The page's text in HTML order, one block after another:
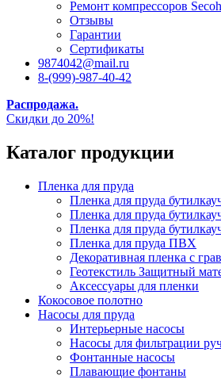
Ремонт компрессоров Secoh
Отзывы
Гарантии
Сертификаты
9874042@mail.ru
8-(999)-987-40-42
Распродажа.
Скидки до 20%!
Каталог продукции
Пленка для пруда
Пленка для пруда
Пленка для пруда
Пленка для пруда
Пленка для пруда ПВХ
Декоративная пленка с
Геотекстиль Защитный
Аксессуары для пленки
Кокосовое полотно
Насосы для пруда
Интерьерные насосы
Насосы для фильтрации
Фонтанные насосы
Плавающие фонтаны